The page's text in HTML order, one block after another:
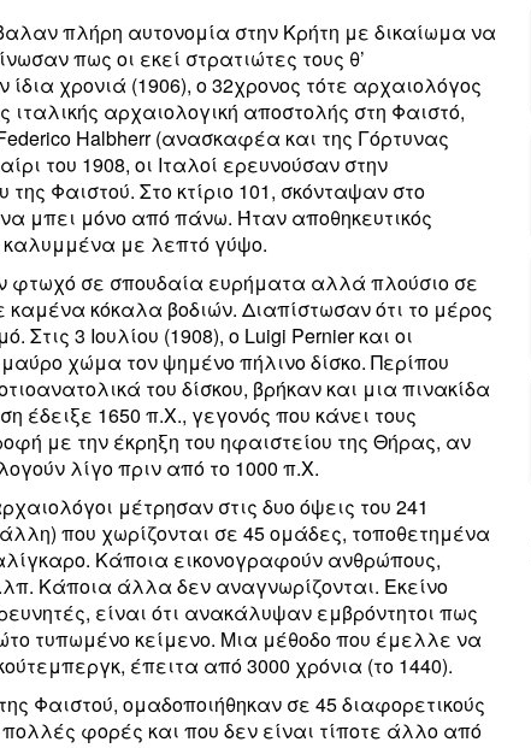
πλήρη αυτονομία στην Κρήτη με δικαίωμα να
πως οι εκεί στρατιώτες τους θ’
χρονιά (1906), ο 32χρονος τότε αρχαιολόγος
αρχαιολογική αποστολής στη Φαιστό,
Halbherr (ανασκαφέα και της Γόρτυνας
του 1908, οι Ιταλοί ερευνούσαν στην
Φαιστού. Στο κτίριο 101, σκόνταψαν στο
μπει μόνο από πάνω. Ήταν αποθηκευτικός
με λεπτό γύψο.
φτωχό σε σπουδαία ευρήματα αλλά πλούσιο σε
κόκαλα βοδιών. Διαπίστωσαν ότι το μέρος
3 Ιουλίου (1908), ο Luigi Pernier και οι
χώμα τον ψημένο πήλινο δίσκο. Περίπου
του δίσκου, βρήκαν και μια πινακίδα
έδειξε 1650 π.Χ., γεγονός που κάνει τους
με την έκρηξη του ηφαιστείου της Θήρας, αν
λίγο πριν από το 1000 π.Χ.
μέτρησαν στις δυο όψεις του 241
που χωρίζονται σε 45 ομάδες, τοποθετημένα
Κάποια εικονογραφούν ανθρώπους,
Κάποια άλλα δεν αναγνωρίζονται. Εκείνο
είναι ότι ανακάλυψαν εμβρόντητοι πως
τυπωμένο κείμενο. Μια μέθοδο που έμελλε να
έπειτα από 3000 χρόνια (το 1440).
Φαιστού, ομαδοποιήθηκαν σε 45 διαφορετικούς
φορές και που δεν είναι τίποτε άλλο από